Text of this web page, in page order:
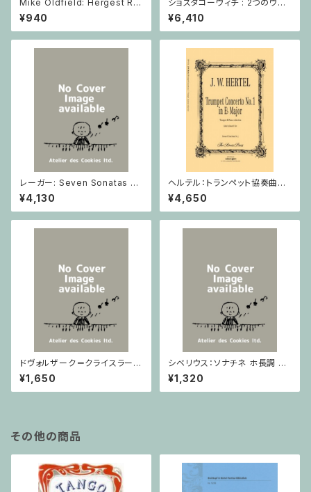
Mike Oldfield: Hergest Rid
ge / ピアノ
¥940
ショスタコーヴィチ : 2つのヴァ
イオリンとピアノのための 5つの
小品 / ヴァイオリン2とピアノ
¥6,410
レーガー: Seven Sonatas o
p. 91 Heft 2 / ヴァイオリン
¥4,130
ヘルテル：トランペット協奏曲第1
番 変ホ長調/トランペット・ピア
ノ
¥4,650
ドヴォルザーク＝クライスラー：
スラヴ幻想曲 ロ短調 from Op.
55-4, Op.75 / ヴァイオリンと
ピアノ
¥1,650
シベリウス：ソナチネ ホ長調 O
p.80 / ヴァイオリンとピアノ
¥1,320
その他の商品